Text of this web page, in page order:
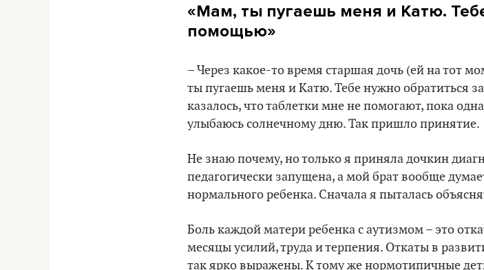
«Мам, ты пугаешь меня и Катю.
помощью»
– Через какое-то время старшая дочь (ей на тот
ты пугаешь меня и Катю. Тебе нужно обратиться
казалось, что таблетки мне не помогают, пока
улыбаюсь солнечному дню. Так пришло принятие.
Не знаю почему, но только я приняла дочкин
педагогически запущена, а мой брат вообще
нормального ребенка. Сначала я пыталась
Боль каждой матери ребенка с аутизмом – это
месяцы усилий, труда и терпения. Откаты в
так ярко выражены. К тому же нормотипичные